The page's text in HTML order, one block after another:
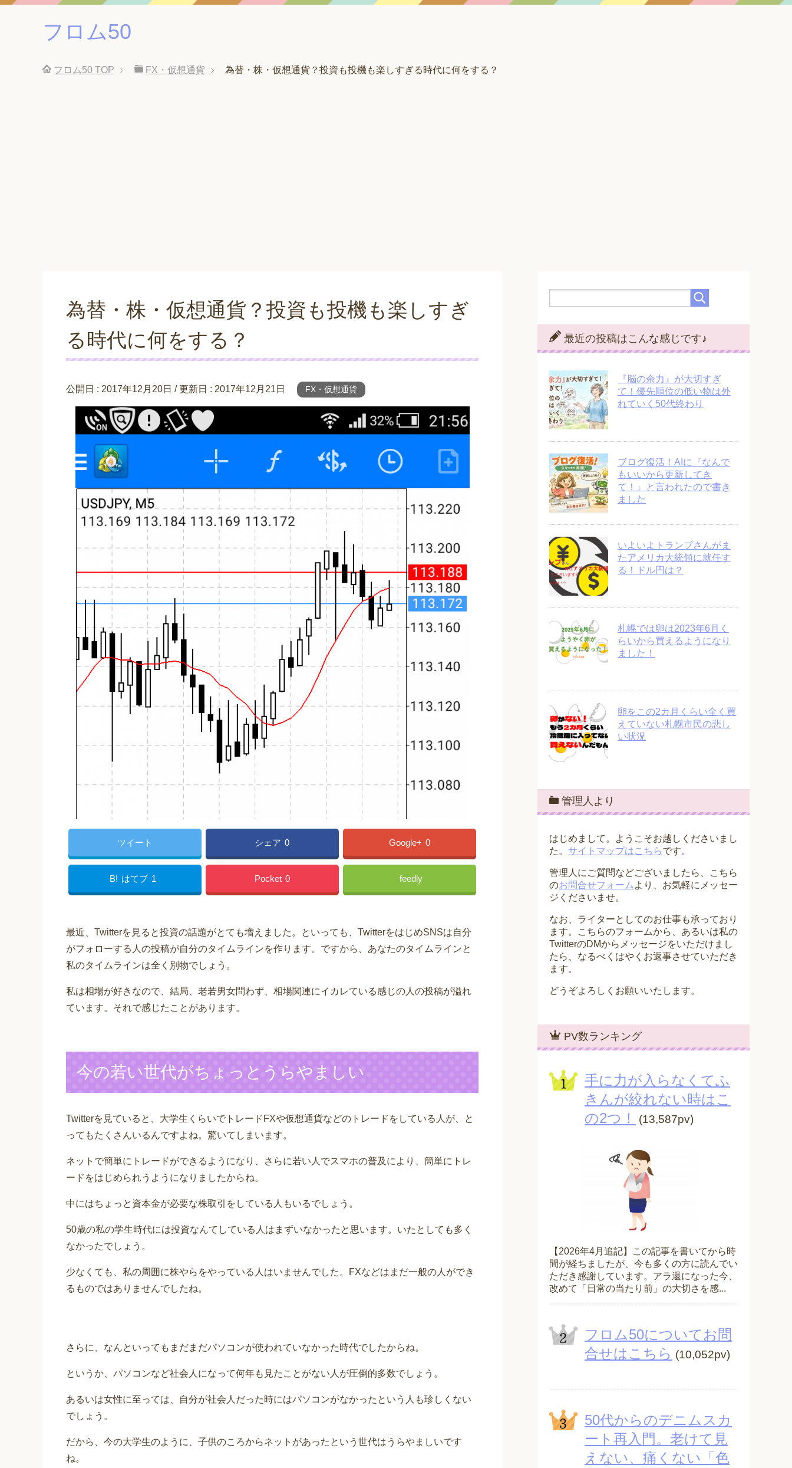
フロム50
フロム50 TOP FX・仮想通貨 為替・株・仮想通貨？投資も投機も楽しすぎる時代に何をする？
為替・株・仮想通貨？投資も投機も楽しすぎ
る時代に何をする？
公開日 : 2017年12月20日 / 更新日 : 2017年12月21日 FX・仮想通貨
ツイート シェア 0 Google+ 0
B! はてブ 1 Pocket 0 feedly
最近、Twitterを見ると投資の話題がとても増えました。といっても、TwitterをはじめSNSは自分
がフォローする人の投稿が自分のタイムラインを作ります。ですから、あなたのタイムラインと
私のタイムラインは全く別物でしょう。
私は相場が好きなので、結局、老若男女問わず、相場関連にイカレている感じの人の投稿が溢れ
ています。それで感じたことがあります。
今の若い世代がちょっとうらやましい
Twitterを見ていると、大学生くらいでトレードFXや仮想通貨などのトレードをしている人が、と
ってもたくさんいるんですよね。驚いてしまいます。
ネットで簡単にトレードができるようになり、さらに若い人でスマホの普及により、簡単にトレ
ードをはじめられうようになりましたからね。
中にはちょっと資本金が必要な株取引をしている人もいるでしょう。
50歳の私の学生時代には投資なんてしている人はまずいなかったと思います。いたとしても多く
なかったでしょう。
少なくても、私の周囲に株やらをやっている人はいませんでした。FXなどはまだ一般の人ができ
るものではありませんでしたね。
さらに、なんといってもまだまだパソコンが使われていなかった時代でしたからね。
というか、パソコンなど社会人になって何年も見たことがない人が圧倒的多数でしょう。
あるいは女性に至っては、自分が社会人だった時にはパソコンがなかったという人も珍しくない
でしょう。
だから、今の大学生のように、子供のころからネットがあったという世代はうらやましいです
ね。
最近の投稿はこんな感じです♪
『脳の余力』が大切すぎ
て！優先順位の低い物は外
れていく50代終わり
ブログ復活！AIに『なんで
もいいから更新してき
て！』と言われたので書き
ました
いよいよトランプさんがま
たアメリカ大統領に就任す
る！ドル円は？
札幌では卵は2023年6月く
らいから買えるようになり
ました！
卵をこの2カ月くらい全く買
えていない札幌市民の悲し
い状況
管理人より
はじめまして。ようこそお越しくださいまし
た。 サイトマップはこちらです。
管理人にご質問などございましたら、こちら
のお問合せフォーム より、お気軽にメッセー
ジくださいませ。
なお、ライターとしてのお仕事も承っており
ます。こちらのフォームから、あるいは私の
TwitterのDMからメッセージをいただけまし
たら、なるべくはやくお返事させていただき
ます。
どうぞよろしくお願いいたします。
PV数ランキング
手に力が入らなくてふ
きんが絞れない時はこ
の2つ！
(13,587pv)
【2026年4月追記】この記事を書いてから時
間が経ちましたが、今も多くの方に読んでい
ただき感謝しています。アラ還になった今、
改めて「日常の当たり前」の大切さを感...
フロム50についてお問
合せはこちら (10,052pv)
50代からのデニムスカ
ート再入門。老けて見
えない、痛くない「色